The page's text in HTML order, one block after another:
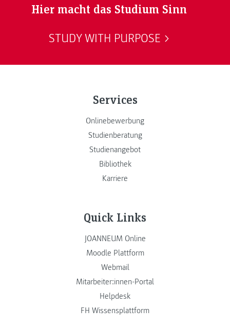
Hier macht das Studium Sinn
STUDY WITH PURPOSE
Services
Onlinebewerbung
Studienberatung
Studienangebot
Bibliothek
Karriere
Quick Links
JOANNEUM Online
Moodle Plattform
Webmail
Mitarbeiter:innen-Portal
Helpdesk
FH Wissensplattform